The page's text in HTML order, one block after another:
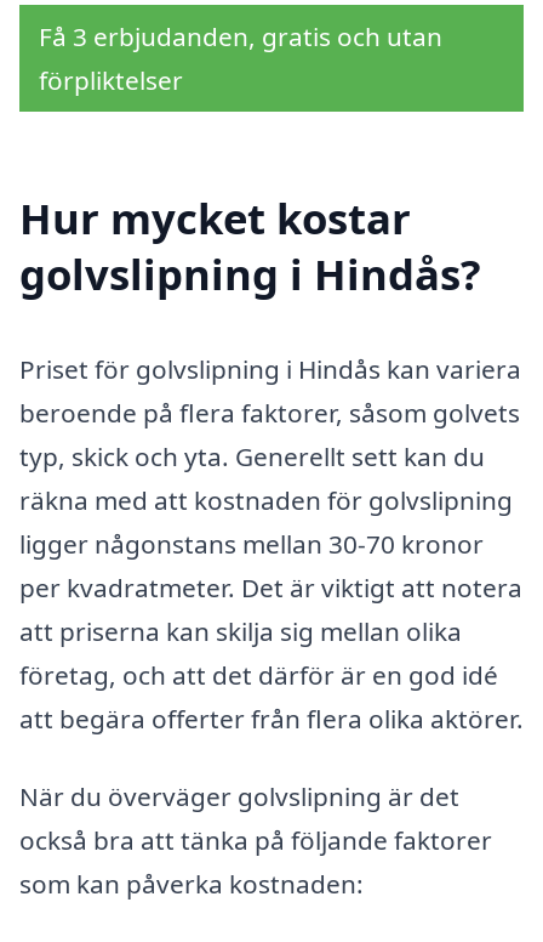
Få 3 erbjudanden, gratis och utan
förpliktelser
Hur mycket kostar
golvslipning i Hindås?
Priset för golvslipning i Hindås kan variera
beroende på flera faktorer, såsom golvets
typ, skick och yta. Generellt sett kan du
räkna med att kostnaden för golvslipning
ligger någonstans mellan 30-70 kronor
per kvadratmeter. Det är viktigt att notera
att priserna kan skilja sig mellan olika
företag, och att det därför är en god idé
att begära offerter från flera olika aktörer.
När du överväger golvslipning är det
också bra att tänka på följande faktorer
som kan påverka kostnaden: